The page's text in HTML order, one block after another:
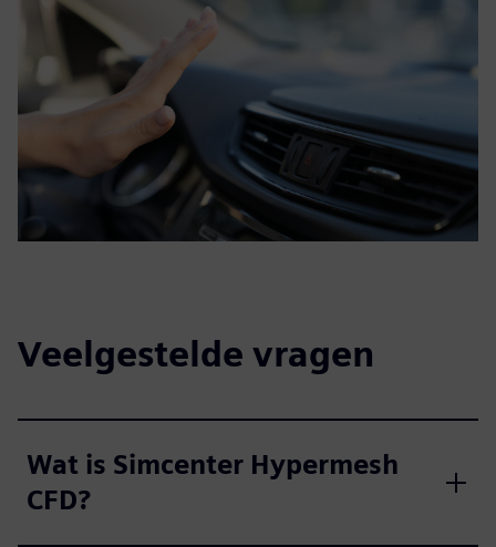
Veelgestelde vragen
Wat is Simcenter Hypermesh
CFD?